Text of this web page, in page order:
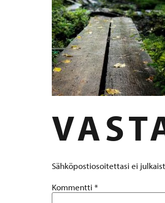
Sähköpostiosoitettasi ei
Kommentti *